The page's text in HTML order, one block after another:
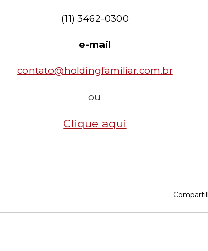
(11) 3462-0300
e-mail
contato@holdingfamiliar.com.br
ou
Clique aqui